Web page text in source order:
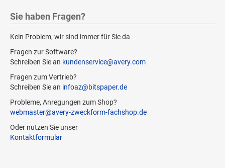
Sie haben Fragen?
Kein Problem, wir sind immer für Sie da
Fragen zur Software?
Schreiben Sie an kundenservice@avery.com
Fragen zum Vertrieb?
Schreiben Sie an infoaz@bitspaper.de
Probleme, Anregungen zum Shop?
webmaster@avery-zweckform-fachshop.de
Oder nutzen Sie unser
Kontaktformular